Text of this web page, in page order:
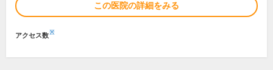
この医院の詳細をみる
アクセス数※